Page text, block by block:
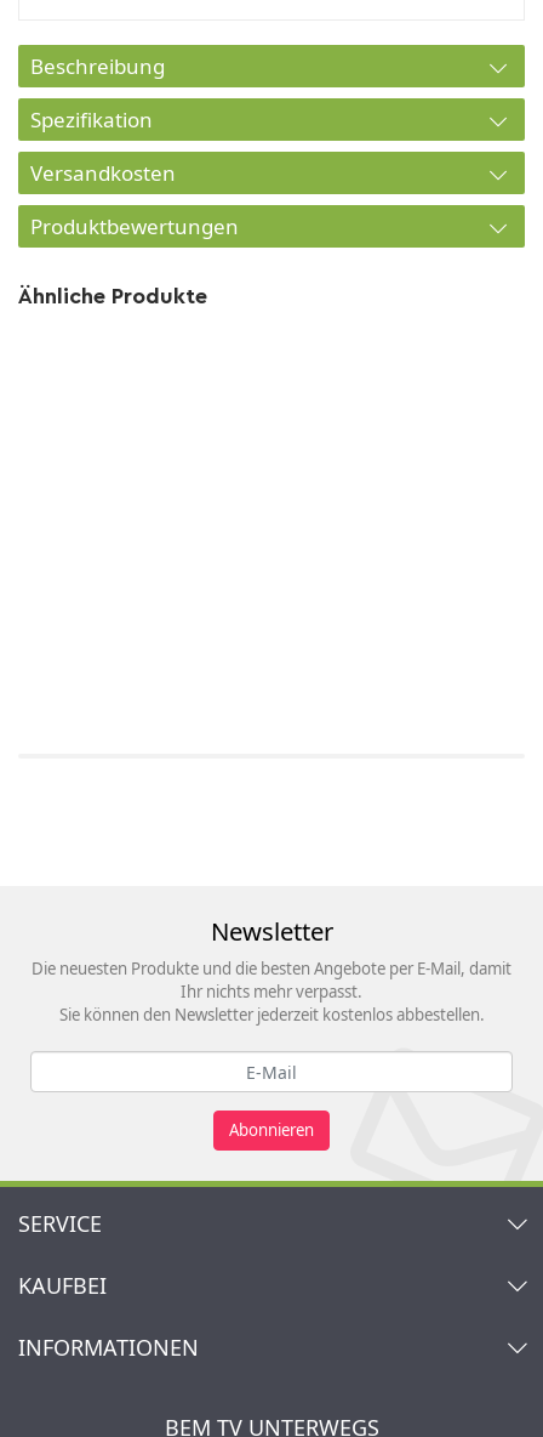
Beschreibung
Spezifikation
Versandkosten
Produktbewertungen
Ähnliche Produkte
Newsletter
Die neuesten Produkte und die besten Angebote per E-Mail, damit
Ihr nichts mehr verpasst.
Sie können den Newsletter jederzeit kostenlos abbestellen.
Abonnieren
SERVICE
Warenkorb
Mein Wunschzettel
KAUFBEI
Händler & Hersteller
INFORMATIONEN
BEM TV UNTERWEGS